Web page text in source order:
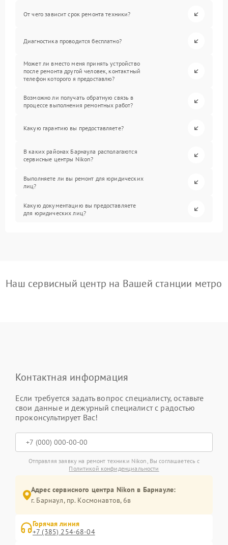
От чего зависит срок ремонта техники?
Диагностика проводится бесплатно?
Может ли вместо меня принять устройство
после ремонта другой человек, контактный
телефон которого я предоставлю?
Возможно ли получать обратную связь в
процессе выполнения ремонтных работ?
Какую гарантию вы предоставляете?
В каких районах Барнаула располагаются
сервисные центры Nikon?
Выполняете ли вы ремонт для юридических
лиц?
Какую документацию вы предоставляете
для юридических лиц?
Наш сервисный центр на Вашей станции метро
Контактная информация
Если требуется задать вопрос специалисту, оставьте
свои данные и дежурный специалист с радостью
проконсультирует Вас!
Отправляя заявку на ремонт техники Nikon, Вы соглашаетесь с
Политикой конфиденциальности
Адрес сервисного центра Nikon в Барнауле:
г. Барнаул, ​пр. Космонавтов, 6в
Горячая линия
+7 (385) 254-68-04